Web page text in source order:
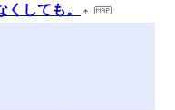
くしても。